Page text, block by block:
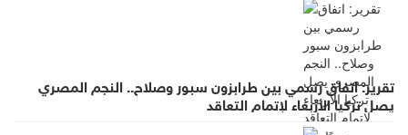
تقرير: اتفاق رسمي بين طرابزون سبور وصلاح.. النجم المصري
يصل تركيا الأربعاء لإتمام التعاقد